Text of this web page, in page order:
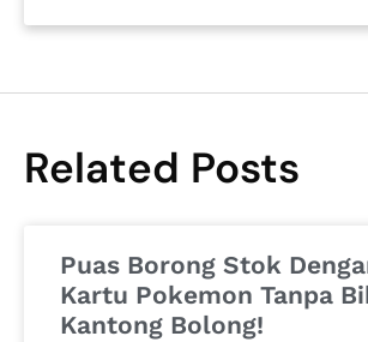
Related Posts
Puas Borong Stok
Kartu Pokemon Tanpa
Kantong Bolong!